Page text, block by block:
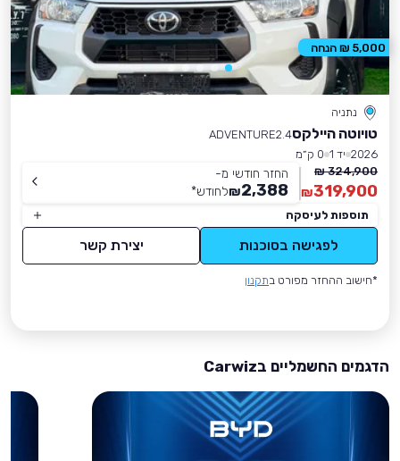
נתניה
טויוטה היילקסADVENTURE2.4
2026 יד 1
0 ק״מ
324,900 ₪
319,900
₪
החזר חודשי מ-
2,388
₪לחודש*
תוספות לעיסקה
לפגישה בסוכנות יצירת קשר
*חישוב ההחזר מפורט בתקנון
5,000 ₪ הנחה
הדגמים החשמליים בCarwiz